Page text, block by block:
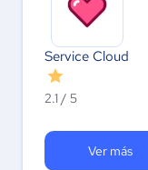
Service Cloud
2.1 / 5
Ver más